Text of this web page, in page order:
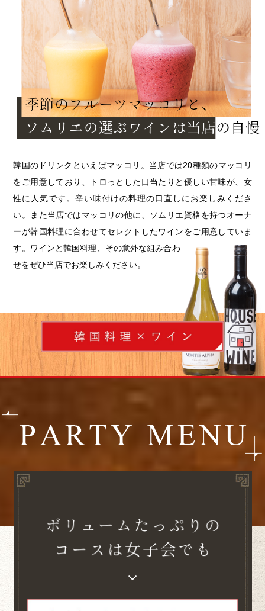
韓国のドリンクといえばマッコリ。当店では20種類のマッコリ
をご用意しており、トロっとした口当たりと優しい甘味が、女
性に人気です。辛い味付けの料理の口直しにお楽しみくださ
い。また当店ではマッコリの他に、ソムリエ資格を持つオーナ
ーが韓国料理に合わせてセレクトしたワインをご用意していま
す。 ワインと韓国料理、その意外な組み合わ
せをぜひ当店でお楽しみください。